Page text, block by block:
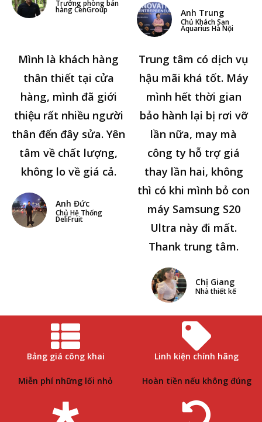
Trưởng phòng bán
hàng CenGroup Anh Trung
Chủ Khách Sạn
Aquarius Hà Nội
Mình là khách hàng
thân thiết tại cửa
hàng, mình đã giới
thiệu rất nhiều người
thân đến đây sửa. Yên
tâm về chất lượng,
không lo về giá cả.
Anh Đức
Chủ Hệ Thống
DeliFruit
Trung tâm có dịch vụ
hậu mãi khá tốt. Máy
mình hết thời gian
bảo hành lại bị rơi vỡ
lần nữa, may mà
công ty hỗ trợ giá
thay lần hai, không
thì có khi mình bỏ con
máy Samsung S20
Ultra này đi mất.
Thank trung tâm.
Chị Giang
Nhà thiết kế
Bảng giá công khai
Miễn phí những lối nhỏ
Linh kiện chính hãng
Hoàn tiền nếu không đúng